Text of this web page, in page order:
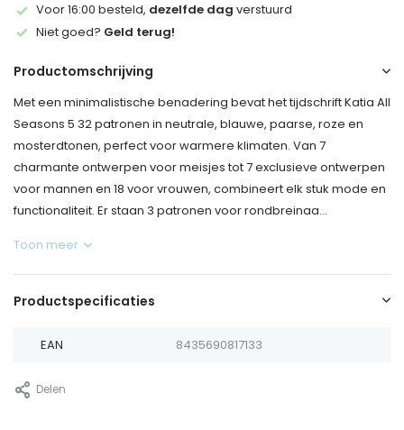
Voor 16:00 besteld, dezelfde dag verstuurd
Niet goed? Geld terug!
Productomschrijving
Met een minimalistische benadering bevat het tijdschrift Katia All
Seasons 5 32 patronen in neutrale, blauwe, paarse, roze en
mosterdtonen, perfect voor warmere klimaten. Van 7
charmante ontwerpen voor meisjes tot 7 exclusieve ontwerpen
voor mannen en 18 voor vrouwen, combineert elk stuk mode en
functionaliteit. Er staan 3 patronen voor rondbreinaa...
Toon meer
Productspecificaties
EAN 8435690817133
Delen